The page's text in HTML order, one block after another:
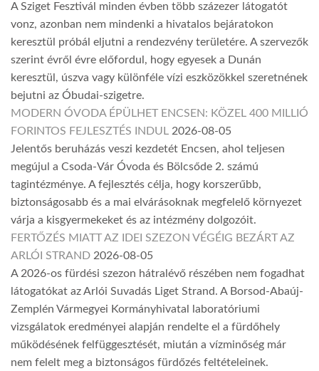
A Sziget Fesztivál minden évben több százezer látogatót
vonz, azonban nem mindenki a hivatalos bejáratokon
keresztül próbál eljutni a rendezvény területére. A szervezők
szerint évről évre előfordul, hogy egyesek a Dunán
keresztül, úszva vagy különféle vízi eszközökkel szeretnének
bejutni az Óbudai-szigetre.
MODERN ÓVODA ÉPÜLHET ENCSEN: KÖZEL 400 MILLIÓ
FORINTOS FEJLESZTÉS INDUL 2026-08-05
Jelentős beruházás veszi kezdetét Encsen, ahol teljesen
megújul a Csoda-Vár Óvoda és Bölcsőde 2. számú
tagintézménye. A fejlesztés célja, hogy korszerűbb,
biztonságosabb és a mai elvárásoknak megfelelő környezet
várja a kisgyermekeket és az intézmény dolgozóit.
FERTŐZÉS MIATT AZ IDEI SZEZON VÉGÉIG BEZÁRT AZ
ARLÓI STRAND 2026-08-05
A 2026-os fürdési szezon hátralévő részében nem fogadhat
látogatókat az Arlói Suvadás Liget Strand. A Borsod-Abaúj-
Zemplén Vármegyei Kormányhivatal laboratóriumi
vizsgálatok eredményei alapján rendelte el a fürdőhely
működésének felfüggesztését, miután a vízminőség már
nem felelt meg a biztonságos fürdőzés feltételeinek.